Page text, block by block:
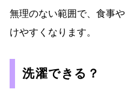
無理のない範囲で、食事
けやすくなります。
洗濯できる？